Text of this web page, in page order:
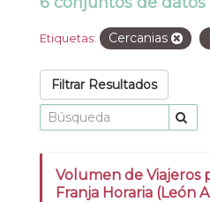
Etiquetas: Cercanias
Filtrar Resultados
Volumen de Viajeros
Franja Horaria (León